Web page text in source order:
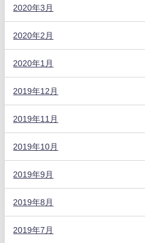
2020年3月
2020年2月
2020年1月
2019年12月
2019年11月
2019年10月
2019年9月
2019年8月
2019年7月